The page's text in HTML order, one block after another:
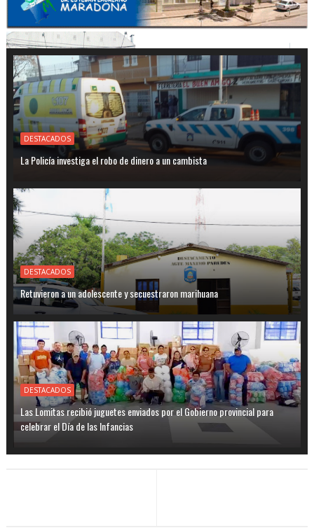
DESTACADOS
La Policía investiga el robo de dinero a un cambista
DESTACADOS
Retuvieron a un adolescente y secuestraron marihuana
DESTACADOS
Las Lomitas recibió juguetes enviados por el Gobierno provincial para
celebrar el Día de las Infancias